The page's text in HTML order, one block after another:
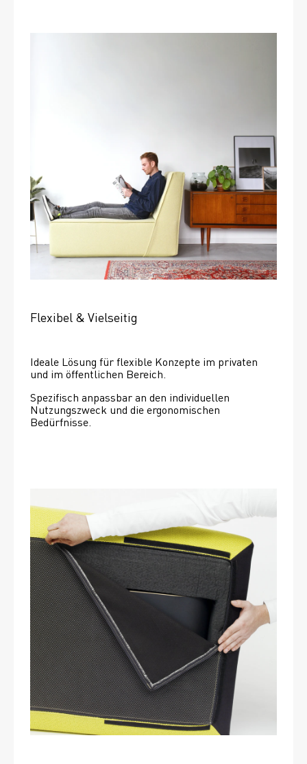
Flexibel & Vielseitig
Ideale Lösung für flexible Konzepte im privaten
und im öffentlichen Bereich.
Spezifisch anpassbar an den individuellen
Nutzungszweck und die ergonomischen
Bedürfnisse.